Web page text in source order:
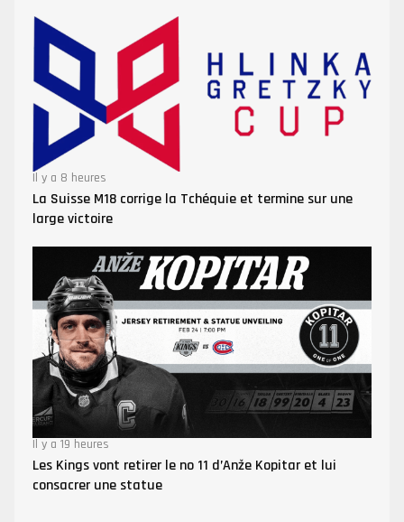
Il y a 8 heures
La Suisse M18 corrige la Tchéquie et termine sur une
large victoire
Il y a 19 heures
Les Kings vont retirer le no 11 d’Anže Kopitar et lui
consacrer une statue